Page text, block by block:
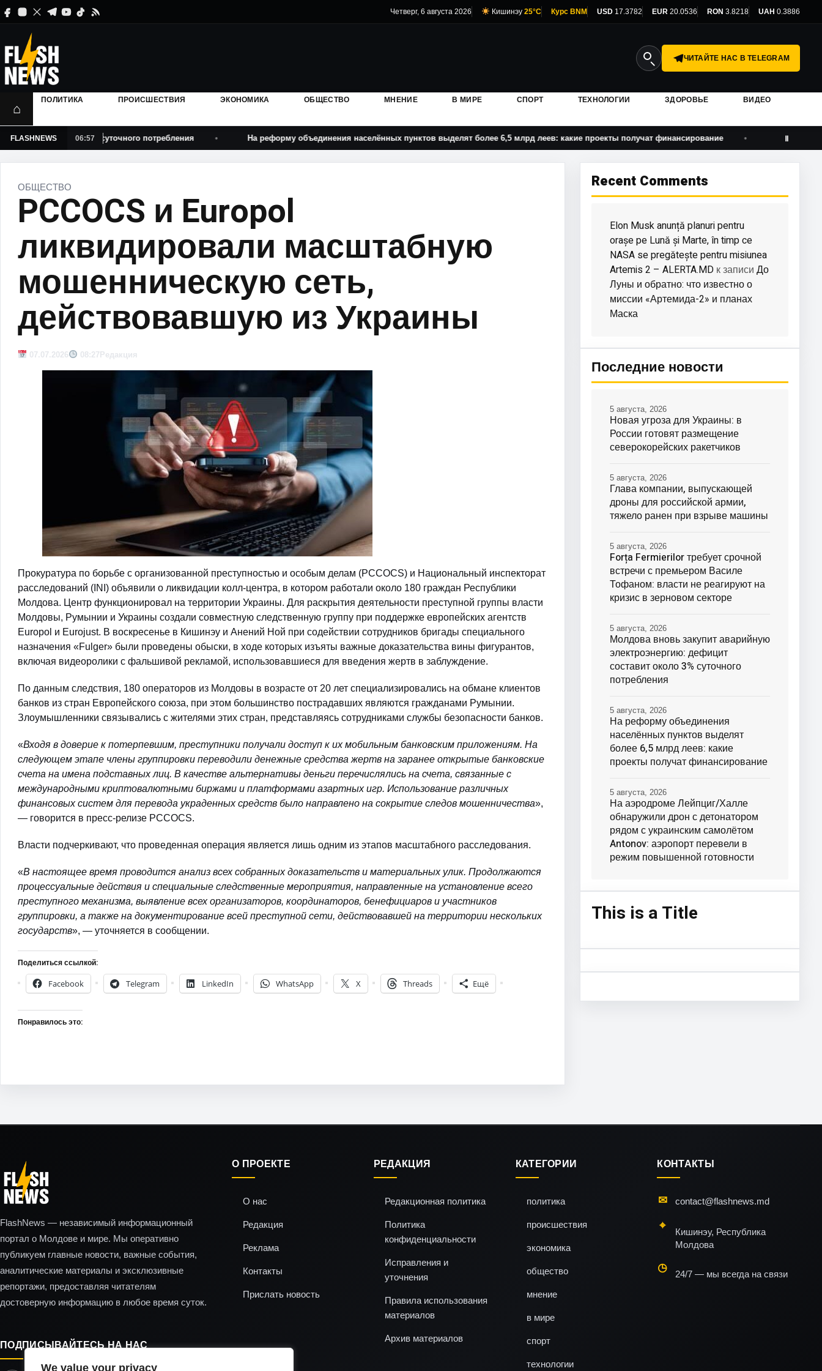
We value your privacy
Четверг, 6 августа 2026 Кишинэу 25°C Курс BNM USD 17.3782 EUR 20.0536 RON 3.8218 UAH 0.3886
ЧИТАЙТЕ НАС В TELEGRAM
⌂
ПОЛИТИКА ПРОИСШЕСТВИЯ ЭКОНОМИКА ОБЩЕСТВО МНЕНИЕ В МИРЕ СПОРТ ТЕХНОЛОГИИ ЗДОРОВЬЕ ВИДЕО
FLASHNEWS 06:57
около 3% суточного потребления На реформу объединения населённых пунктов выделят более 6,5 млрд леев: какие проекты получат финансирование На аэродроме
Ⅱ
ОБЩЕСТВО
PCCOCS и Europol
ликвидировали масштабную
мошенническую сеть,
действовавшую из Украины
07.07.2026 08:27 Редакция
Прокуратура по борьбе с организованной преступностью и особым делам (PCCOCS) и Национальный инспекторат
расследований (INI) объявили о ликвидации колл-центра, в котором работали около 180 граждан Республики
Молдова. Центр функционировал на территории Украины. Для раскрытия деятельности преступной группы власти
Молдовы, Румынии и Украины создали совместную следственную группу при поддержке европейских агентств
Europol и Eurojust. В воскресенье в Кишинэу и Анений Ной при содействии сотрудников бригады специального
назначения «Fulger» были проведены обыски, в ходе которых изъяты важные доказательства вины фигурантов,
включая видеоролики с фальшивой рекламой, использовавшиеся для введения жертв в заблуждение.
По данным следствия, 180 операторов из Молдовы в возрасте от 20 лет специализировались на обмане клиентов
банков из стран Европейского союза, при этом большинство пострадавших являются гражданами Румынии.
Злоумышленники связывались с жителями этих стран, представляясь сотрудниками службы безопасности банков.
«Входя в доверие к потерпевшим, преступники получали доступ к их мобильным банковским приложениям. На
следующем этапе члены группировки переводили денежные средства жертв на заранее открытые банковские
счета на имена подставных лиц. В качестве альтернативы деньги перечислялись на счета, связанные с
международными криптовалютными биржами и платформами азартных игр. Использование различных
финансовых систем для перевода украденных средств было направлено на сокрытие следов мошенничества»,
— говорится в пресс-релизе PCCOCS.
Власти подчеркивают, что проведенная операция является лишь одним из этапов масштабного расследования.
«В настоящее время проводится анализ всех собранных доказательств и материальных улик. Продолжаются
процессуальные действия и специальные следственные мероприятия, направленные на установление всего
преступного механизма, выявление всех организаторов, координаторов, бенефициаров и участников
группировки, а также на документирование всей преступной сети, действовавшей на территории нескольких
государств», — уточняется в сообщении.
Поделиться ссылкой:
Facebook
Telegram LinkedIn WhatsApp X Threads Ещё
Понравилось это:
Recent Comments
Elon Musk anunță planuri pentru
orașe pe Lună și Marte, în timp ce
NASA se pregătește pentru misiunea
Artemis 2 – ALERTA.MD к записи До
Луны и обратно: что известно о
миссии «Артемида-2» и планах
Маска
Последние новости
Новая угроза для Украины: в
России готовят размещение
северокорейских ракетчиков
5 августа, 2026
Глава компании, выпускающей
дроны для российской армии,
тяжело ранен при взрыве машины
5 августа, 2026
Forța Fermierilor требует срочной
встречи с премьером Василе
Тофаном: власти не реагируют на
кризис в зерновом секторе
5 августа, 2026
Молдова вновь закупит аварийную
электроэнергию: дефицит
составит около 3% суточного
потребления
5 августа, 2026
На реформу объединения
населённых пунктов выделят
более 6,5 млрд леев: какие
проекты получат финансирование
5 августа, 2026
На аэродроме Лейпциг/Халле
обнаружили дрон с детонатором
рядом с украинским самолётом
Antonov: аэропорт перевели в
режим повышенной готовности
5 августа, 2026
This is a Title
FlashNews — независимый информационный
портал о Молдове и мире. Мы оперативно
публикуем главные новости, важные события,
аналитические материалы и эксклюзивные
репортажи, предоставляя читателям
достоверную информацию в любое время суток.
ПОДПИСЫВАЙТЕСЬ НА НАС
О ПРОЕКТЕ
О нас
Редакция
Реклама
Контакты
Прислать новость
РЕДАКЦИЯ
Редакционная политика
Политика
конфиденциальности
Исправления и
уточнения
Правила использования
материалов
Архив материалов
КАТЕГОРИИ
политика
происшествия
экономика
общество
мнение
в мире
спорт
технологии
КОНТАКТЫ
contact@flashnews.md
Кишинэу, Республика
Молдова
24/7 — мы всегда на связи